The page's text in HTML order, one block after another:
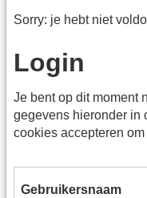
Sorry: je hebt niet
Login
Je bent op dit moment
gegevens hieronder in
cookies accepteren
Gebruikersnaam